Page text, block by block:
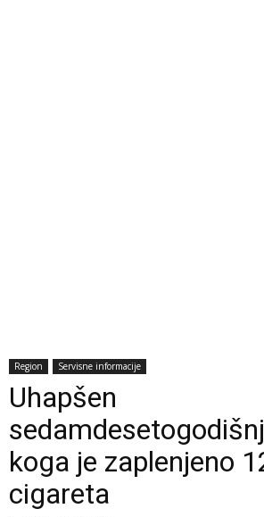
Region Servisne informacije
Uhapšen
koga je zaplenjeno
cigareta